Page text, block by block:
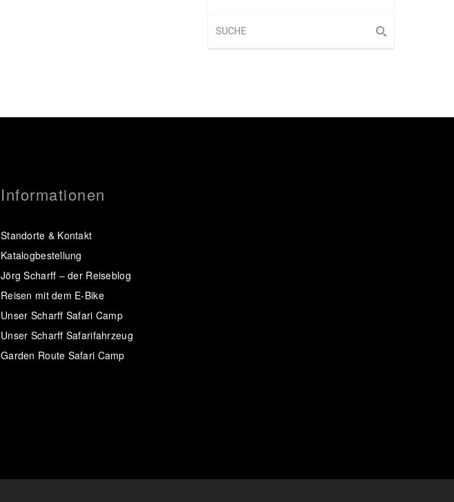
Informationen
Standorte & Kontakt
Katalogbestellung
Jörg Scharff – der Reiseblog
Reisen mit dem E-Bike
Unser Scharff Safari Camp
Unser Scharff Safarifahrzeug
Garden Route Safari Camp